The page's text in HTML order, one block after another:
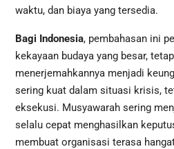
waktu, dan biaya yang tersedia.
Bagi Indonesia, pembahasan ini
kekayaan budaya yang besar,
menerjemahkannya menjadi
sering kuat dalam situasi krisis,
eksekusi. Musyawarah sering
selalu cepat menghasilkan
membuat organisasi terasa